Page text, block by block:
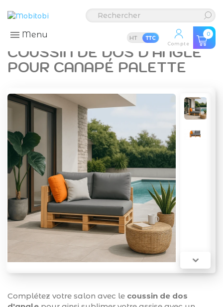
Menu HT TTC
Compte
0
COUSSIN DE DOS D'ANGLE
POUR CANAPÉ PALETTE

Complétez votre salon avec le coussin de dos